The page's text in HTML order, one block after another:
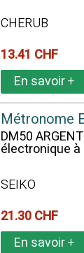
CHERUB
13.41 CHF
En savoir+
Métronome
DM50
électronique à
SEIKO
21.30 CHF
En savoir+